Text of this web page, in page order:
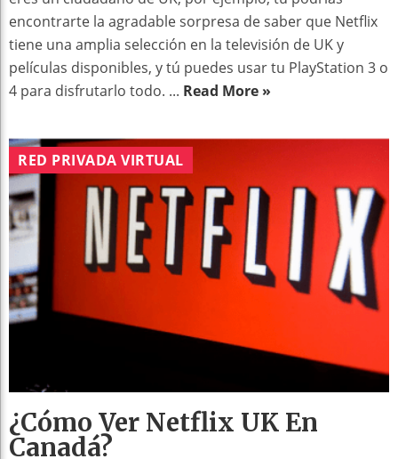
encontrarte la agradable sorpresa de saber que Netflix
tiene una amplia selección en la televisión de UK y
películas disponibles, y tú puedes usar tu PlayStation 3 o
4 para disfrutarlo todo. ... Read More »
RED PRIVADA VIRTUAL
¿Cómo Ver Netflix UK En
Canadá?